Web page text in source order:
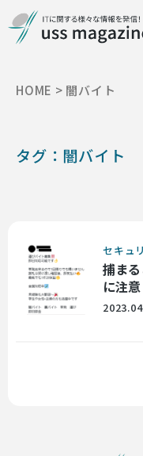
HOME > 闇バイト
タグ：闇バイト
セキュ
捕ま